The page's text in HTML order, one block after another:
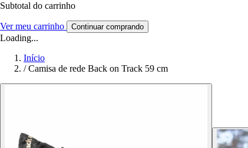
Subtotal do carrinho
Ver meu carrinho Continuar comprando
Loading...
Início
/ Camisa de rede Back on Track 59 cm